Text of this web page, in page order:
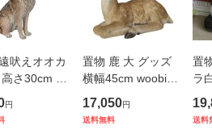
吠えオオカ
さ30cm w
ービア 大
わいい おし
円
置物 鹿 大 グッズ
横幅45cm woobia
ウービア 大きい か
わいい おしゃれ ガ
17,050円
送料無料
置
ラ
さ
ウ
送料